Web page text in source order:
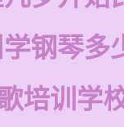
钢琴多
培训学